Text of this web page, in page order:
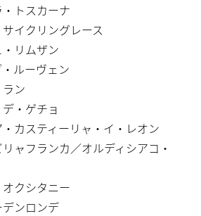
トスカーナ
イクリングレース
リムザン
ルーヴェン
ン
・ゲチョ
カスティーリャ・イ・レオン
ャフランカ／オルディシアコ・
クシタニー
ンロンデ